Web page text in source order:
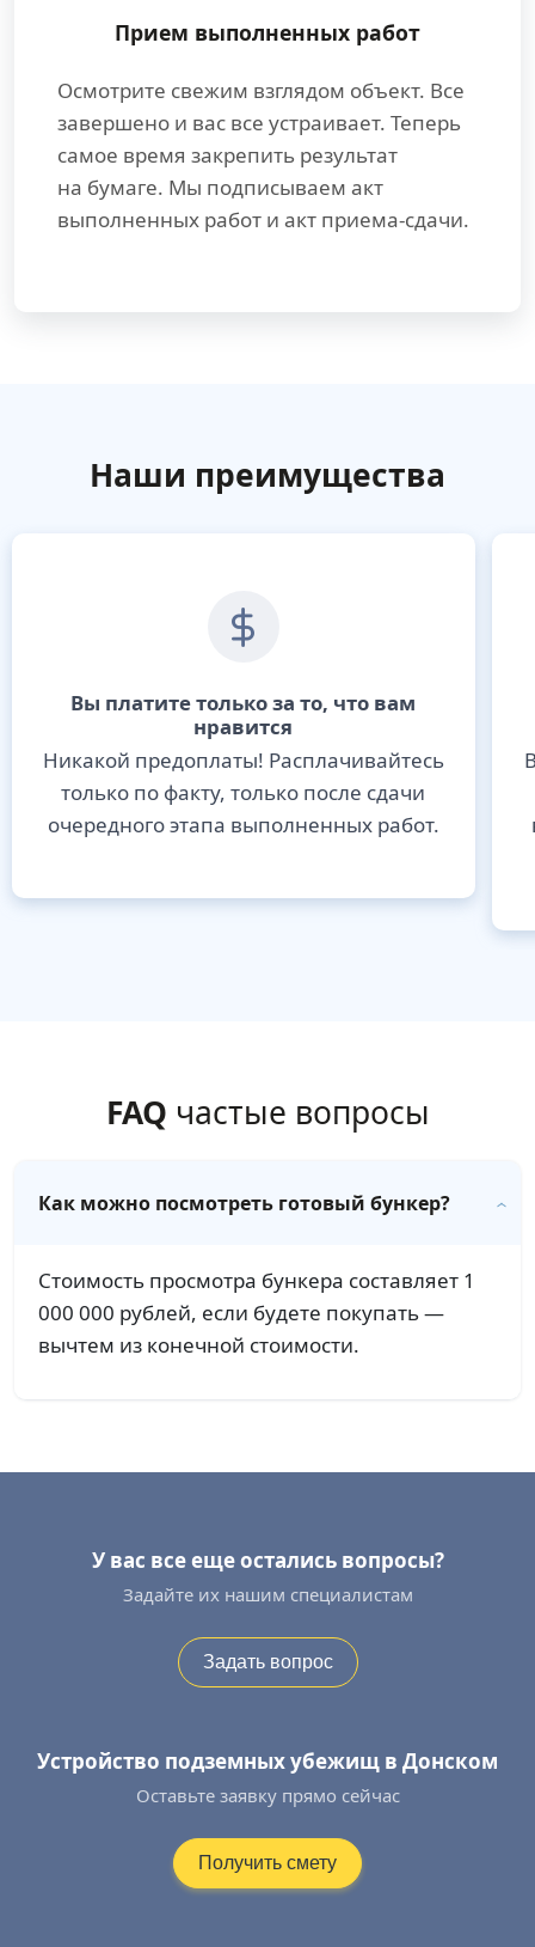
Прием выполненных работ
Осмотрите свежим взглядом объект. Все
завершено и вас все устраивает. Теперь
самое время закрепить результат
на бумаге. Мы подписываем акт
выполненных работ и акт приема-сдачи.
Наши преимущества
Вы платите только за то, что вам
нравится
Никакой предоплаты! Расплачивайтесь
только по факту, только после сдачи
очередного этапа выполненных работ.
FAQ частые вопросы
Как можно посмотреть готовый бункер?
Стоимость просмотра бункера составляет 1
000 000 рублей, если будете покупать —
вычтем из конечной стоимости.
У вас все еще остались вопросы?
Задайте их нашим специалистам
Задать вопрос
Устройство подземных убежищ в Донском
Оставьте заявку прямо сейчас
Получить смету